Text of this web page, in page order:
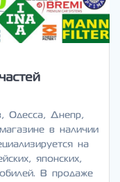
Одесса, Днепр,
в наличии
на
японских,
В продаже